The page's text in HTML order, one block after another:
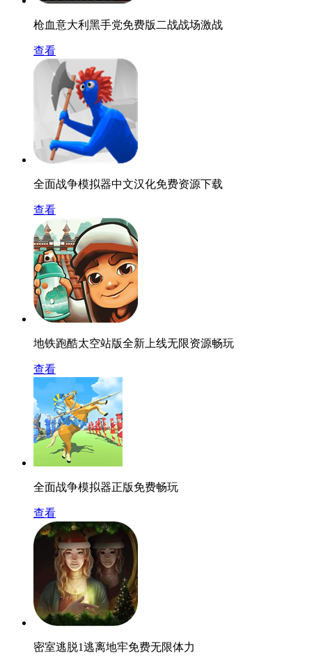
枪血意大利黑手党免费版二战战场激战
查看
全面战争模拟器中文汉化免费资源下载
查看
地铁跑酷太空站版全新上线无限资源畅玩
查看
全面战争模拟器正版免费畅玩
查看
密室逃脱1逃离地牢免费无限体力